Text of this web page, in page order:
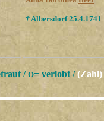
†Albersdorf 25.4.1741
/ О = verlobt /(Zahl)